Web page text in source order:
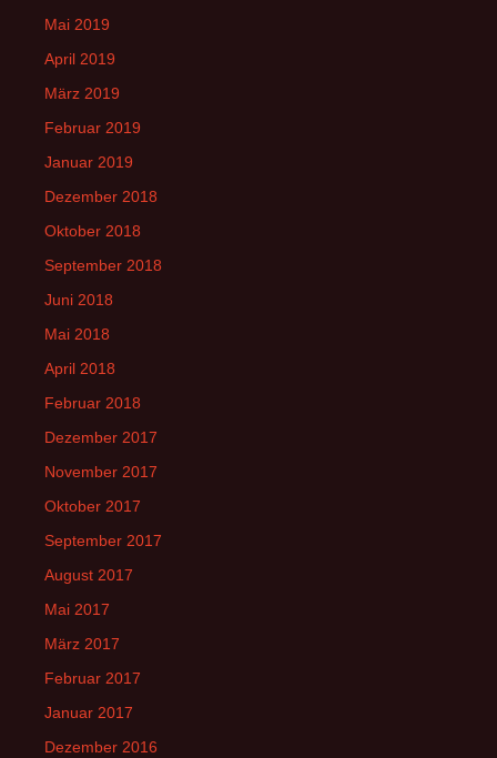
Mai 2019
April 2019
März 2019
Februar 2019
Januar 2019
Dezember 2018
Oktober 2018
September 2018
Juni 2018
Mai 2018
April 2018
Februar 2018
Dezember 2017
November 2017
Oktober 2017
September 2017
August 2017
Mai 2017
März 2017
Februar 2017
Januar 2017
Dezember 2016